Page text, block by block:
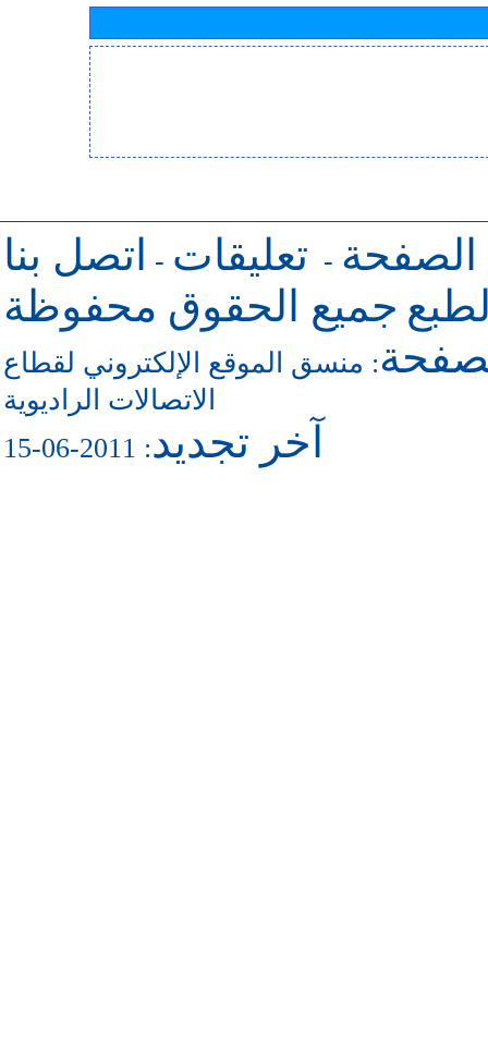
الصفحة - تعليقات -
اتصل بنا
جميع الحقوق محفوظة
: منسق الموقع الإلكتروني لقطاع
الاتصالات الراديوية
آخر تجديد: 2011-06-15